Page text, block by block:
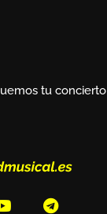
tu concierto